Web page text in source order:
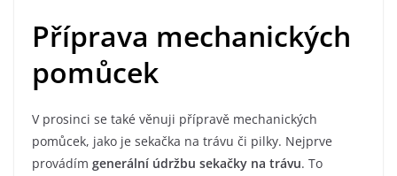
Příprava mechanických
pomůcek
V prosinci se také věnuji přípravě mechanických
pomůcek, jako je sekačka na trávu či pilky. Nejprve
provádím generální údržbu sekačky na trávu. To